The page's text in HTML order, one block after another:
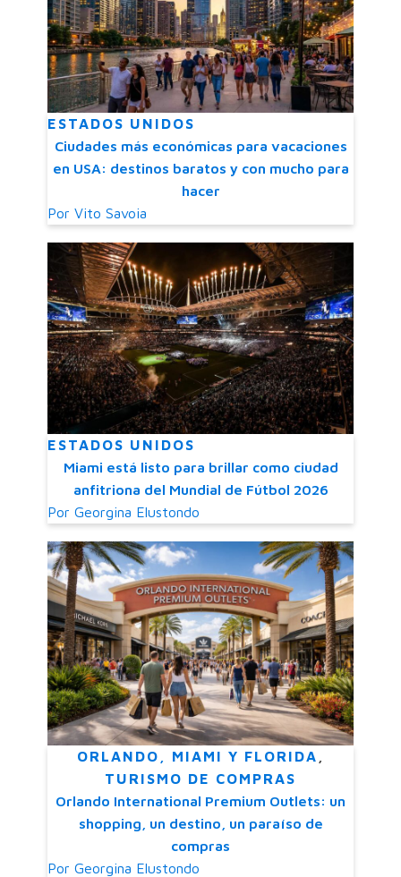
ESTADOS UNIDOS
Ciudades más económicas para vacaciones
en USA: destinos baratos y con mucho para
hacer
Por Vito Savoia
ESTADOS UNIDOS
Miami está listo para brillar como ciudad
anfitriona del Mundial de Fútbol 2026
Por Georgina Elustondo
ORLANDO, MIAMI Y FLORIDA
TURISMO DE COMPRAS
Orlando International Premium Outlets: un
shopping, un destino, un paraíso de
compras
Por Georgina Elustondo